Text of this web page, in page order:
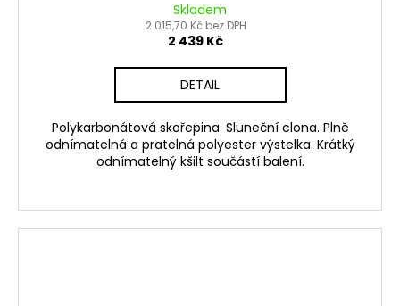
Skladem
2 015,70 Kč bez DPH
2 439 Kč
DETAIL
Polykarbonátová skořepina. Sluneční clona. Plně
odnímatelná a pratelná polyester výstelka. Krátký
odnímatelný kšilt součástí balení.